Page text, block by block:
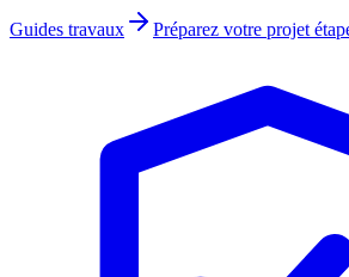
Guides travaux Préparez votre projet